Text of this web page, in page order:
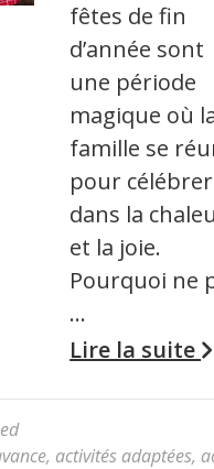
fêtes de fin
d’année sont
une période
magique où
famille se
pour célébrer
dans la
et la joie.
Pourquoi ne
…
Lire la suite
, activités adaptées,